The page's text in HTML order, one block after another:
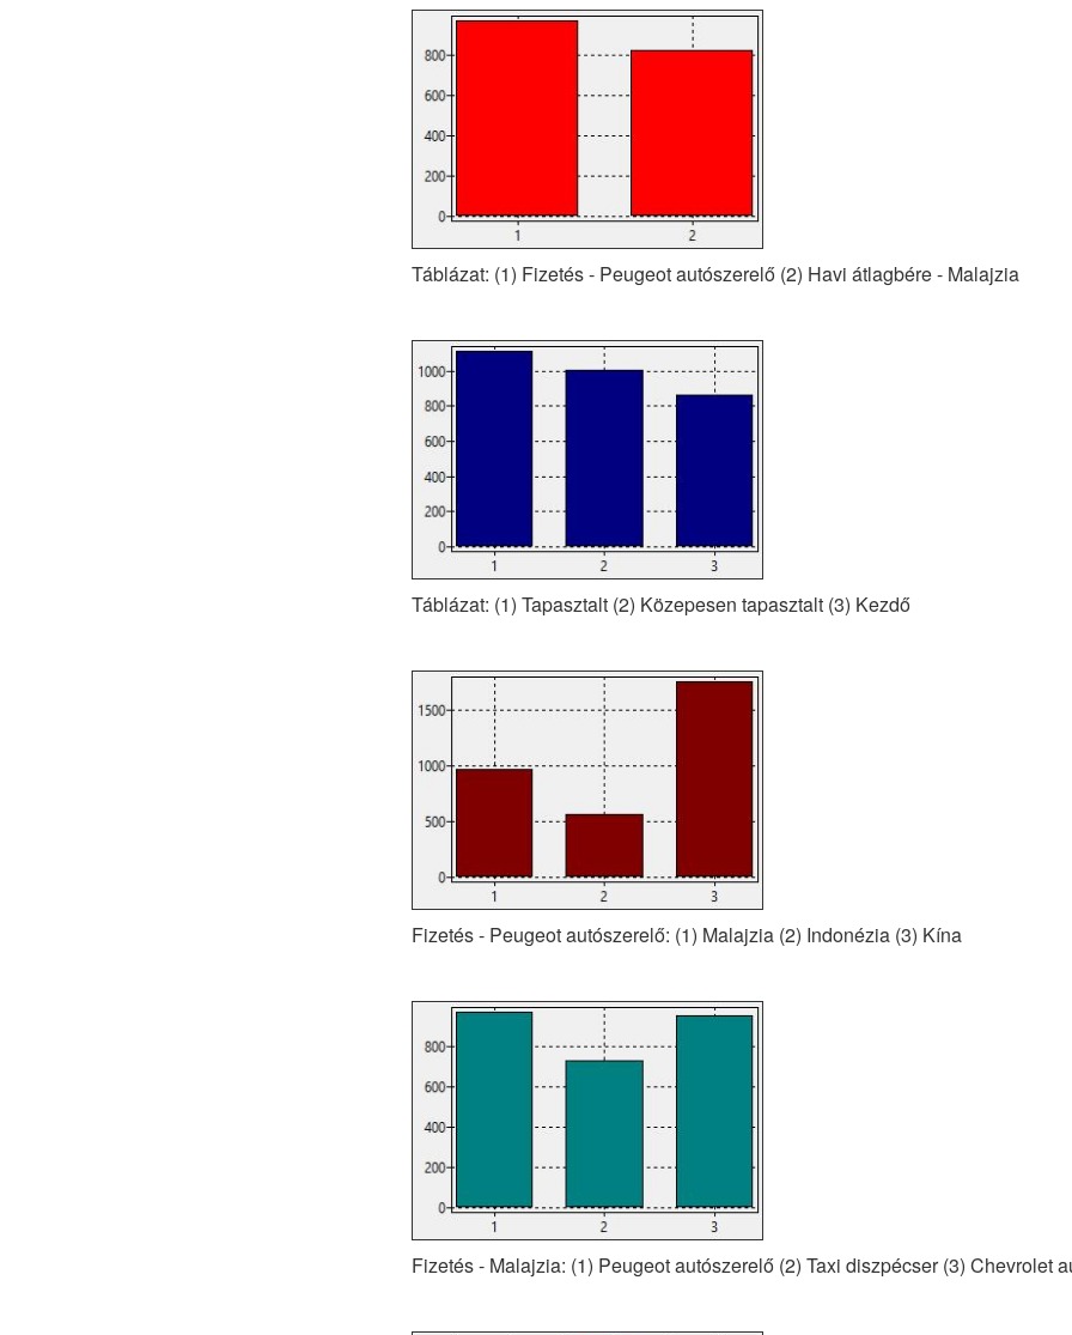
Táblázat: (1) Fizetés - Peugeot autószerelő (2) Havi átlagbére - Malajzia
Táblázat: (1) Tapasztalt (2) Közepesen tapasztalt (3) Kezdő
Fizetés - Peugeot autószerelő: (1) Malajzia (2) Indonézia (3) Kína
Fizetés - Malajzia: (1) Peugeot autószerelő (2) Taxi diszpécser (3) Chevrolet